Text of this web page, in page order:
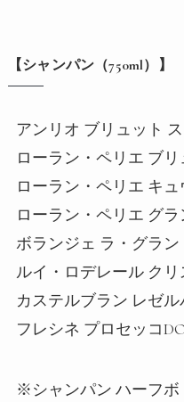
【シャンパン（750ml）】
アンリオ ブリュット
ローラン・ペリエ ブリ
ローラン・ペリエ キ
ローラン・ペリエ グ
ボランジェ ラ・グラン
ルイ・ロデレール ク
カステルブラン レゼル
フレシネ プロセッコ
※シャンパン ハーフボ